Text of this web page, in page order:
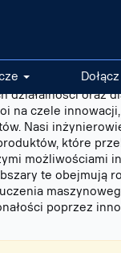
działalności oraz
na czele
Nasi
które
te obejmują
poprzez